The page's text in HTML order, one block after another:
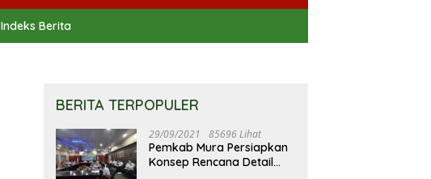
Indeks Berita
BERITA TERPOPULER
29/09/2021 85696 Lihat
Pemkab Mura Persiapkan
Konsep Rencana Detail